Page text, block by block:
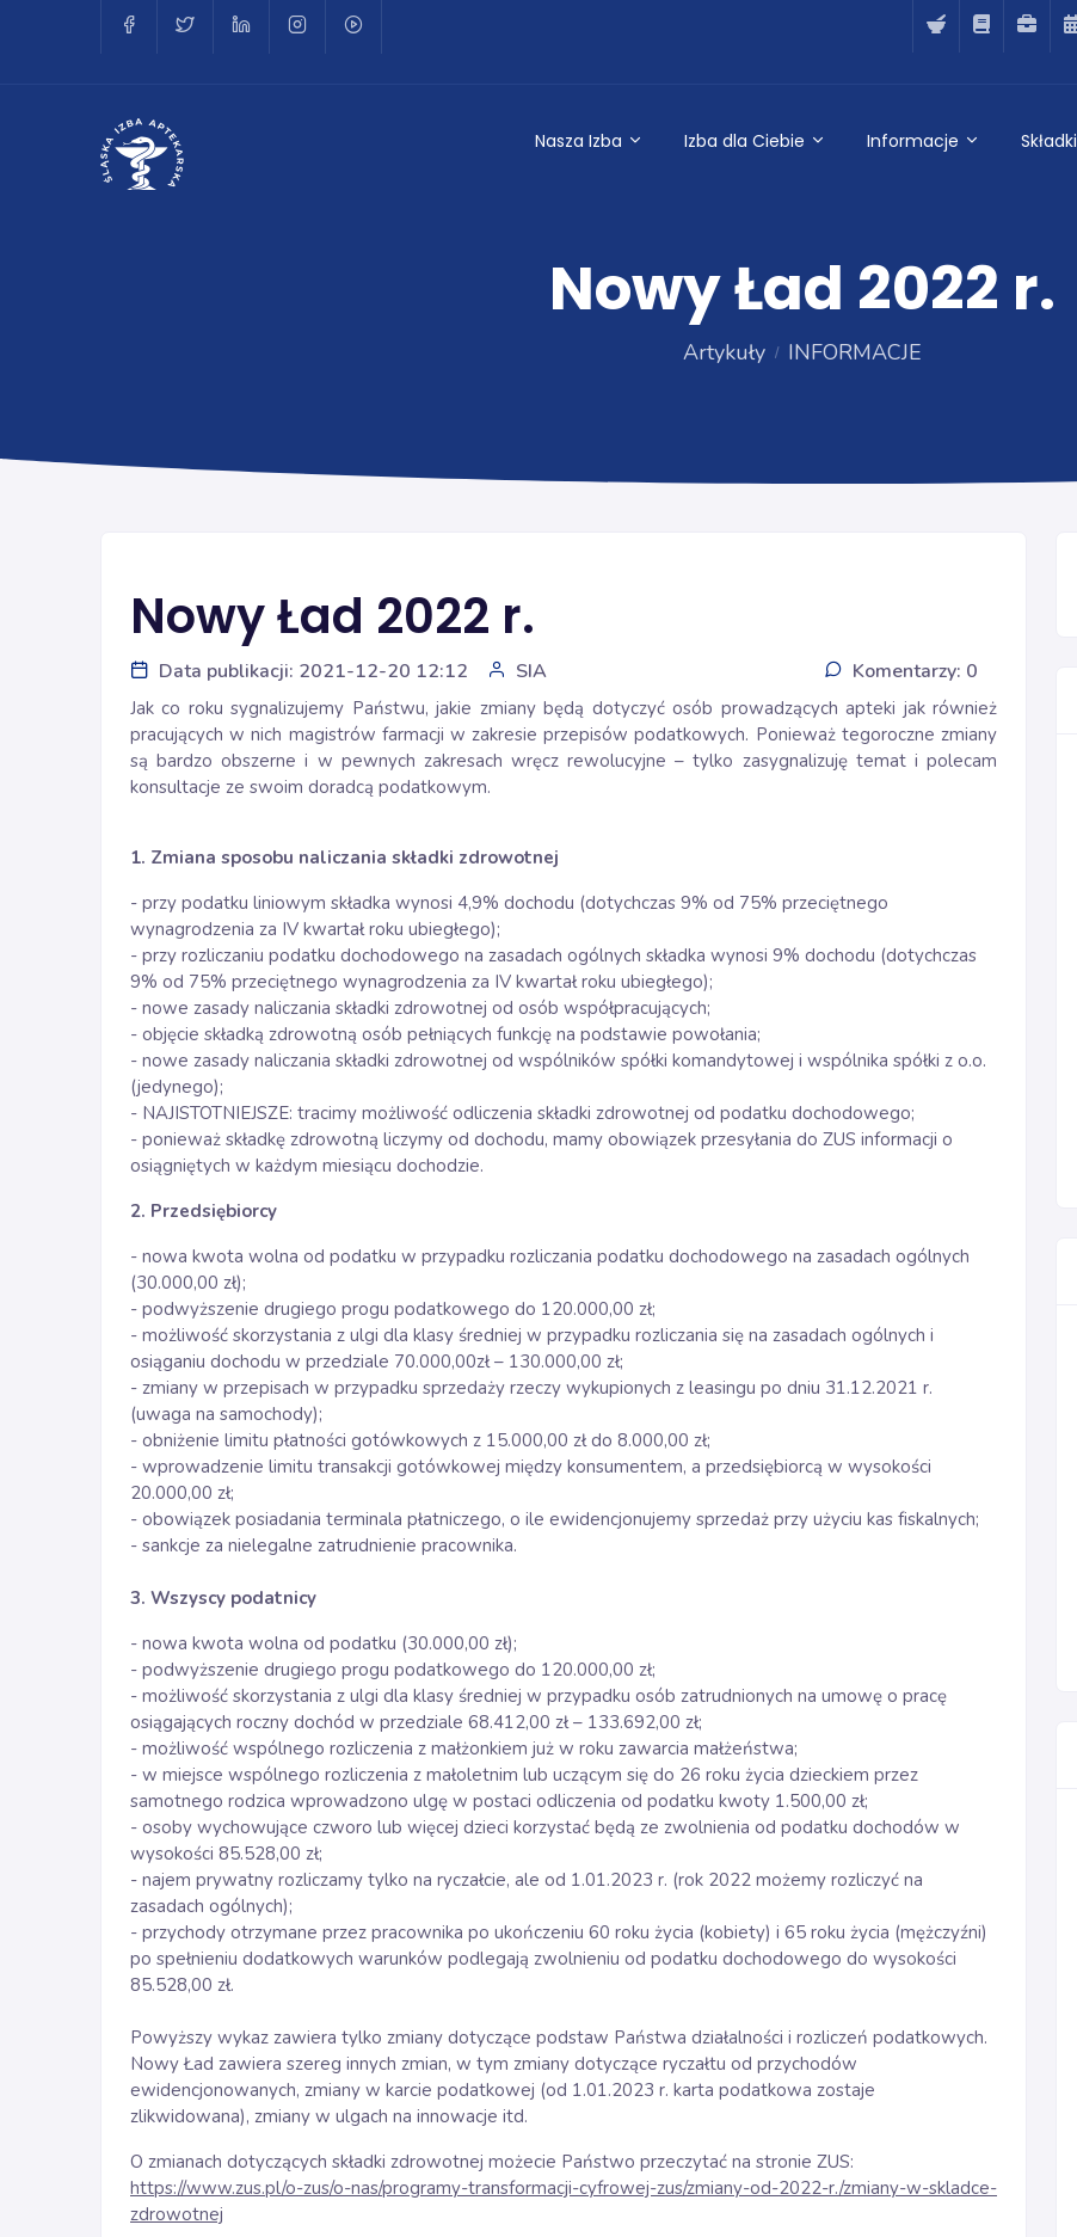
Nasza Izba Izba dla Ciebie Informacje Składki
Nowy Ład 2022 r.
Artykuły INFORMACJE
Nowy Ład 2022 r.
Data publikacji: 2021-12-20 12:12 SIA Komentarzy: 0
Jak co roku sygnalizujemy Państwu, jakie zmiany będą dotyczyć osób prowadzących apteki jak również
pracujących w nich magistrów farmacji w zakresie przepisów podatkowych. Ponieważ tegoroczne zmiany
są bardzo obszerne i w pewnych zakresach wręcz rewolucyjne – tylko zasygnalizuję temat i polecam
konsultacje ze swoim doradcą podatkowym.
1. Zmiana sposobu naliczania składki zdrowotnej
- przy podatku liniowym składka wynosi 4,9% dochodu (dotychczas 9% od 75% przeciętnego
wynagrodzenia za IV kwartał roku ubiegłego);
- przy rozliczaniu podatku dochodowego na zasadach ogólnych składka wynosi 9% dochodu (dotychczas
9% od 75% przeciętnego wynagrodzenia za IV kwartał roku ubiegłego);
- nowe zasady naliczania składki zdrowotnej od osób współpracujących;
- objęcie składką zdrowotną osób pełniących funkcję na podstawie powołania;
- nowe zasady naliczania składki zdrowotnej od wspólników spółki komandytowej i wspólnika spółki z o.o.
(jedynego);
- NAJISTOTNIEJSZE: tracimy możliwość odliczenia składki zdrowotnej od podatku dochodowego;
- ponieważ składkę zdrowotną liczymy od dochodu, mamy obowiązek przesyłania do ZUS informacji o
osiągniętych w każdym miesiącu dochodzie.
2. Przedsiębiorcy
- nowa kwota wolna od podatku w przypadku rozliczania podatku dochodowego na zasadach ogólnych
(30.000,00 zł);
- podwyższenie drugiego progu podatkowego do 120.000,00 zł;
- możliwość skorzystania z ulgi dla klasy średniej w przypadku rozliczania się na zasadach ogólnych i
osiąganiu dochodu w przedziale 70.000,00zł – 130.000,00 zł;
- zmiany w przepisach w przypadku sprzedaży rzeczy wykupionych z leasingu po dniu 31.12.2021 r.
(uwaga na samochody);
- obniżenie limitu płatności gotówkowych z 15.000,00 zł do 8.000,00 zł;
- wprowadzenie limitu transakcji gotówkowej między konsumentem, a przedsiębiorcą w wysokości
20.000,00 zł;
- obowiązek posiadania terminala płatniczego, o ile ewidencjonujemy sprzedaż przy użyciu kas fiskalnych;
- sankcje za nielegalne zatrudnienie pracownika.
3. Wszyscy podatnicy
- nowa kwota wolna od podatku (30.000,00 zł);
- podwyższenie drugiego progu podatkowego do 120.000,00 zł;
- możliwość skorzystania z ulgi dla klasy średniej w przypadku osób zatrudnionych na umowę o pracę
osiągających roczny dochód w przedziale 68.412,00 zł – 133.692,00 zł;
- możliwość wspólnego rozliczenia z małżonkiem już w roku zawarcia małżeństwa;
- w miejsce wspólnego rozliczenia z małoletnim lub uczącym się do 26 roku życia dzieckiem przez
samotnego rodzica wprowadzono ulgę w postaci odliczenia od podatku kwoty 1.500,00 zł;
- osoby wychowujące czworo lub więcej dzieci korzystać będą ze zwolnienia od podatku dochodów w
wysokości 85.528,00 zł;
- najem prywatny rozliczamy tylko na ryczałcie, ale od 1.01.2023 r. (rok 2022 możemy rozliczyć na
zasadach ogólnych);
- przychody otrzymane przez pracownika po ukończeniu 60 roku życia (kobiety) i 65 roku życia (mężczyźni)
po spełnieniu dodatkowych warunków podlegają zwolnieniu od podatku dochodowego do wysokości
85.528,00 zł.
Powyższy wykaz zawiera tylko zmiany dotyczące podstaw Państwa działalności i rozliczeń podatkowych.
Nowy Ład zawiera szereg innych zmian, w tym zmiany dotyczące ryczałtu od przychodów
ewidencjonowanych, zmiany w karcie podatkowej (od 1.01.2023 r. karta podatkowa zostaje
zlikwidowana), zmiany w ulgach na innowacje itd.
O zmianach dotyczących składki zdrowotnej możecie Państwo przeczytać na stronie ZUS:
https://www.zus.pl/o-zus/o-nas/programy-transformacji-cyfrowej-zus/zmiany-od-2022-r./zmiany-w-skladce-
zdrowotnej